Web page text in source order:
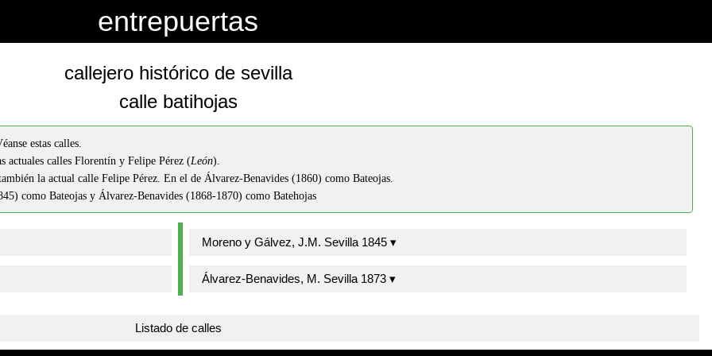
entrepuertas
callejero histórico de sevilla
calle batihojas
estas calles.
actuales calles Florentín y Felipe Pérez (León).
la actual calle Felipe Pérez. En el de Álvarez-Benavides (1860) como Bateojas.
como Bateojas y Álvarez-Benavides (1868-1870) como Batehojas
Moreno y Gálvez, J.M. Sevilla 1845 ▾
Álvarez-Benavides, M. Sevilla 1873 ▾
Listado de calles